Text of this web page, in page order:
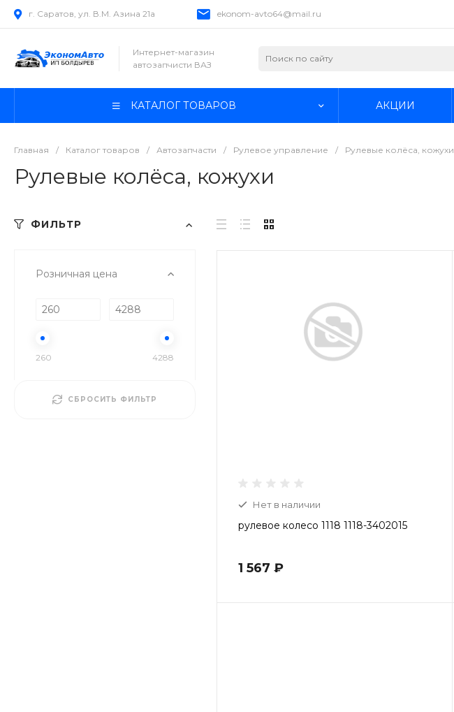
г. Саратов, ул. В.М. Азина 21а ekonom-avto64@mail.ru
Интернет-магазин
автозапчисти ВАЗ
КАТАЛОГ ТОВАРОВ АКЦИИ
Главная / Каталог товаров / Автозапчасти / Рулевое управление / Рулевые колёса, кожухи
Рулевые колёса, кожухи
ФИЛЬТР
Розничная цена
260 4288
СБРОСИТЬ ФИЛЬТР
Нет в наличии
рулевое колесо 1118 1118-3402015
1 567 ₽